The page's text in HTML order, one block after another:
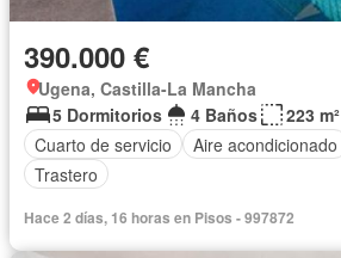
390.000 €
Ugena, Castilla-La Mancha
5 Dormitorios
4 Baños
223 m²
Cuarto de servicio
Aire acondicionado
Trastero
Hace 2 días, 16 horas en Pisos - 997872